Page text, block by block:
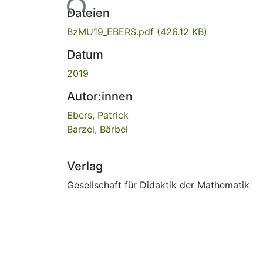
Lade...
Dateien
BzMU19_EBERS.pdf (426.12 KB)
Datum
2019
Autor:innen
Ebers, Patrick
Barzel, Bärbel
Verlag
Gesellschaft für Didaktik der Mathematik